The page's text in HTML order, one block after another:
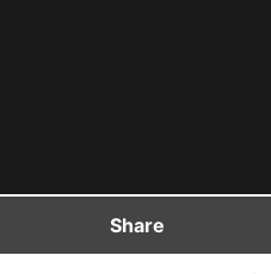
Share